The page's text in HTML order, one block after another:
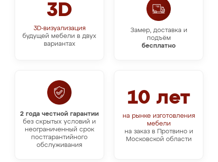
3D
3D-визуализация
будущей мебели в двух
вариантах
Замер, доставка и
подъём
бесплатно
10 лет
на рынке изготовления
мебели
на заказ в Протвино и
Московской области
2 года честной гарантии
без скрытых условий и
неограниченный срок
постгарантийного
обслуживания